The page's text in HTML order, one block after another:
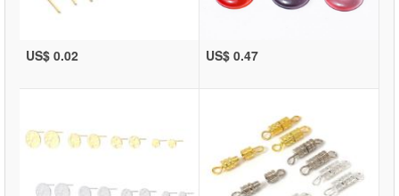
US$ 0.02 US$ 0.47